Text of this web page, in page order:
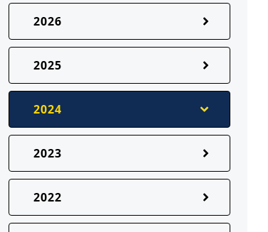
2026
2025
2024
2023
2022